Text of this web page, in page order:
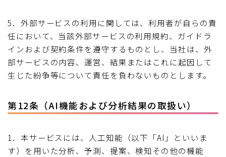
5．外部サービスの利用に関しては、利用者が自らの責
任において、当該外部サービスの利用規約、ガイドラ
インおよび契約条件を遵守するものとし、当社は、外
部サービスの内容、運営、結果またはこれに起因して
生じた紛争等について責任を負わないものとします。
第12条（AI機能および分析結果の取扱い）
1．本サービスには、人工知能（以下「AI」といいま
す）を用いた分析、予測、提案、検知その他の機能